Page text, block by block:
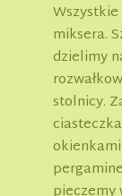
miksera.
dzielimy
stolnicy.